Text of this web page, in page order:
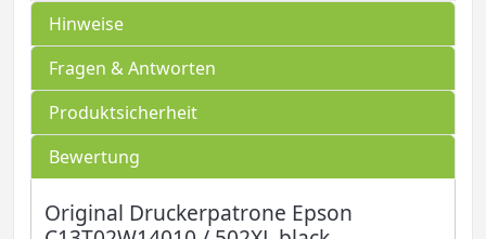
Hinweise
Fragen & Antworten
Produktsicherheit
Bewertung
Original Druckerpatrone Epson